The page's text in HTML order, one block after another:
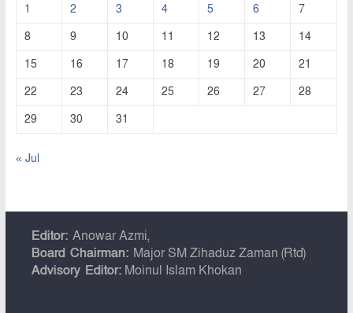
1
2 3 4 5 6
7
8
9 10 11 12 13
14
15
16 17 18 19 20
21
22
23 24 25 26 27
28
29
30 31
« Jul
Editor: Anowar Azmi,
Board Chairman: Major SM Zihaduz Zaman (Rtd)
Advisory Editor:Moinul Islam Khokan